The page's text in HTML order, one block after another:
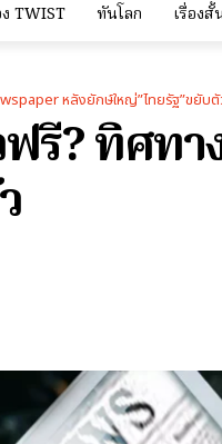
TWIST ทันโลก เรื่องสั้
หลังยักษ์ใหญ่”ไทยรัฐ”ขยับ
รี? ทิศทา